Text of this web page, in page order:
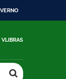
VLIBRAS